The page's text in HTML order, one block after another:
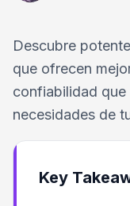
Descubre
que ofrecen
confiabilidad que
necesidades de
Key